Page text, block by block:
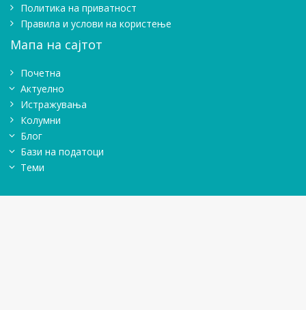
Политика на приватност
Правила и услови на користење
Мапа на сајтот
Почетна
Актуелно
Истражувањa
Колумни
Блог
Бази на податоци
Теми